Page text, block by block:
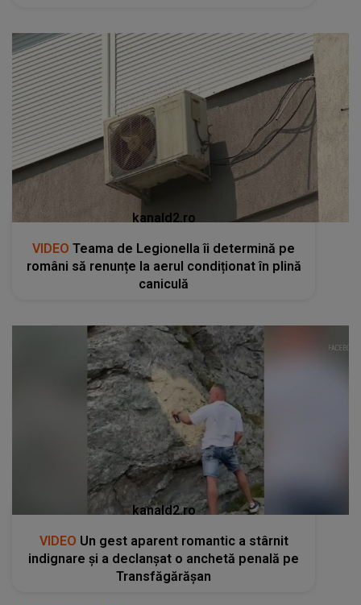
kanald2.ro
VIDEO Teama de Legionella îi determină pe
români să renunțe la aerul condiționat în plină
caniculă
kanald2.ro
VIDEO Un gest aparent romantic a stârnit
indignare și a declanșat o anchetă penală pe
Transfăgărășan